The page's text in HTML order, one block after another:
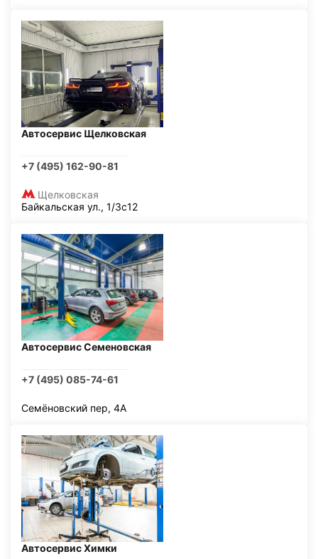
Автосервис Щелковская
+7 (495) 162-90-81
Щелковская
Байкальская ул., 1/3с12
Автосервис Семеновская
+7 (495) 085-74-61
Семёновский пер, 4А
Автосервис Химки